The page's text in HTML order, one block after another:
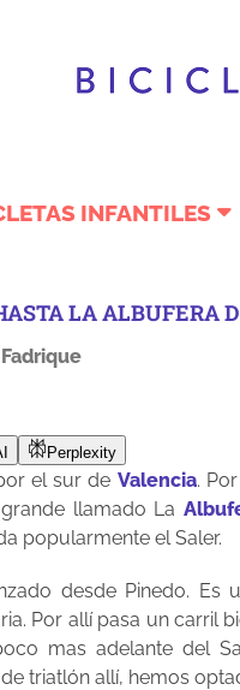
INFANTILES
LA ALBUFERA
Perplexity
el sur de Valencia.
llamado La
popularmente el Saler.
desde Pinedo.
Por allí pasa un carril
mas adelante del
triatlón allí, hemos